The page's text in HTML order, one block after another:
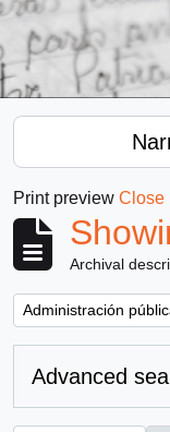
Print preview Close
Archival
Remove filter:
Administración
Advanced